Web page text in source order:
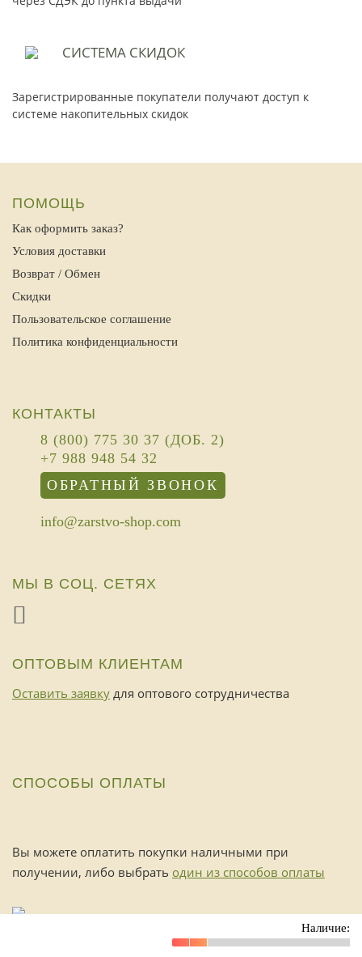
Наличие:
СИСТЕМА СКИДОК
Зарегистрированные покупатели получают доступ к
системе накопительных скидок
ПОМОЩЬ
Как оформить заказ?
Условия доставки
Возврат / Обмен
Скидки
Пользовательское соглашение
Политика конфиденциальности
КОНТАКТЫ
8 (800) 775 30 37 (ДОБ. 2)
+7 988 948 54 32
ОБРАТНЫЙ ЗВОНОК
info@zarstvo-shop.com
МЫ В СОЦ. СЕТЯХ
ОПТОВЫМ КЛИЕНТАМ
Оставить заявку для оптового сотрудничества
СПОСОБЫ ОПЛАТЫ
Вы можете оплатить покупки наличными при
получении, либо выбрать один из способов оплаты